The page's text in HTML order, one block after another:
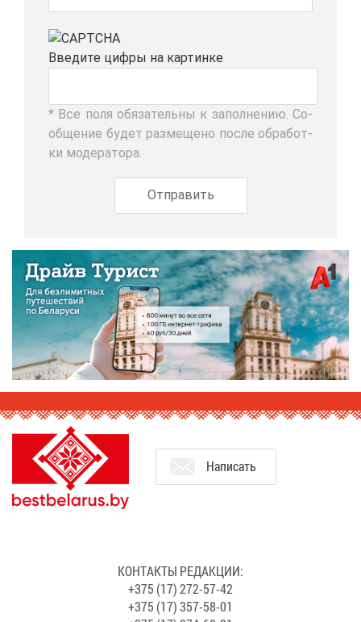
Вве­ди­те циф­ры на кар­тин­ке
* Все по­ля обя­за­тель­ны к за­пол­не­нию. Со­
об­ще­ние бу­дет раз­ме­ще­но по­сле об­ра­бот­
ки мо­де­ра­то­ра.
На­пи­сать
КОН­ТАК­ТЫ РЕ­ДАК­ЦИИ:
+375 (17) 272-57-42
+375 (17) 357-58-01